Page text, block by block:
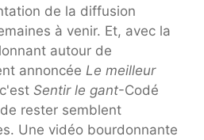
de la diffusion
à venir. Et, avec la
autour de
annoncée Le meilleur
Sentir le gant-Codé
rester semblent
Une vidéo bourdonnante